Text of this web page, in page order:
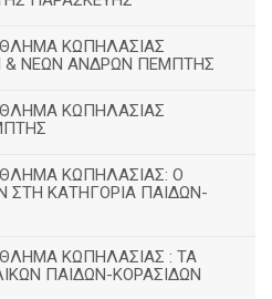
ΚΩΠΗΛΑΣΙΑΣ
ΝΕΩΝ ΑΝΔΡΩΝ ΠΕΜΠΤΗΣ
ΚΩΠΗΛΑΣΙΑΣ
ΚΩΠΗΛΑΣΙΑΣ: Ο
ΣΤΗ ΚΑΤΗΓΟΡΙΑ ΠΑΙΔΩΝ-
ΚΩΠΗΛΑΣΙΑΣ : ΤΑ
ΠΑΙΔΩΝ-ΚΟΡΑΣΙΔΩΝ